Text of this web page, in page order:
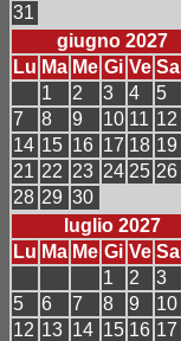
31
giugno 2027
Lu Ma Me Gi Ve Sa
1
2 3 4 5
7
8 9 10 11 12
14 15 16 17 18 19
21 22 23 24 25 26
28 29 30
luglio 2027
Lu Ma Me Gi Ve Sa
1
2 3
5
6 7 8 9 10
12 13 14 15 16 17